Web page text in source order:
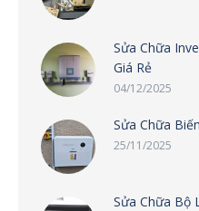
Sửa Chữa
Giá Rẻ
04/12/2025
Sửa Chữa
25/11/2025
Sửa Chữa Bộ